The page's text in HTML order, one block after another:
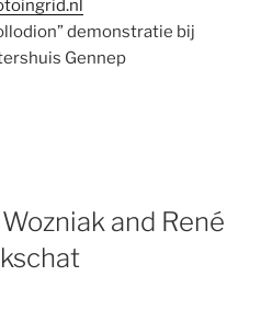
demonstratie bij
Gennep
and René